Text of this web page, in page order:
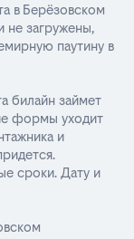
в Берёзовском
не загружены,
паутину в
билайн займет
формы уходит
и
сроки. Дату и